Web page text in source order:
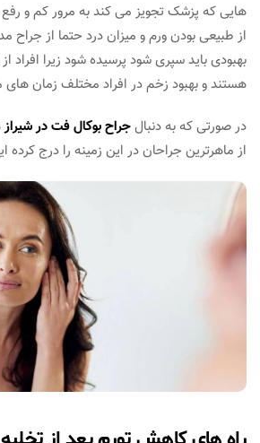
هایی که پزشک تجویز می کند به مرور کم و
از طبیعی بودن ورم و میزان درد حتما از جراح
بهبودی باید سپری شود پرسیده شود زیرا افراد
هستند و بهبود زخم در افراد مختلف زمان های
در صورتی که به دنبالجراح بوکال فت در شیراز
از ماهرترین جراحان در این زمینه را درج کرده